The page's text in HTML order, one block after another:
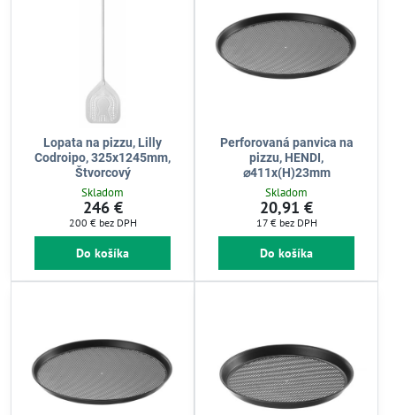
Lopata na pizzu, Lilly
Codroipo, 325x1245mm,
Štvorcový
Skladom
246 €
200 € bez DPH
Do košíka
Perforovaná panvica na
pizzu, HENDI,
⌀411x(H)23mm
Skladom
20,91 €
17 € bez DPH
Do košíka